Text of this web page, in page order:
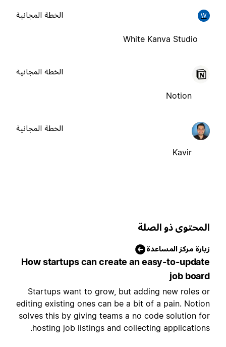
White Kanva Studio
الخطة المجانية
Notion
الخطة المجانية
Kavir
الخطة المجانية
ذو الصلة
مركز المساعدة
How startups can create an easy-to-
job
Startups want to grow, but adding new roles
editing existing ones can be a bit of a pain.
solves this by giving teams a no code solution
hosting job listings and collecting